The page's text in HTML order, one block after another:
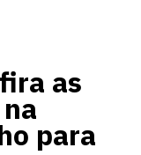
as
para